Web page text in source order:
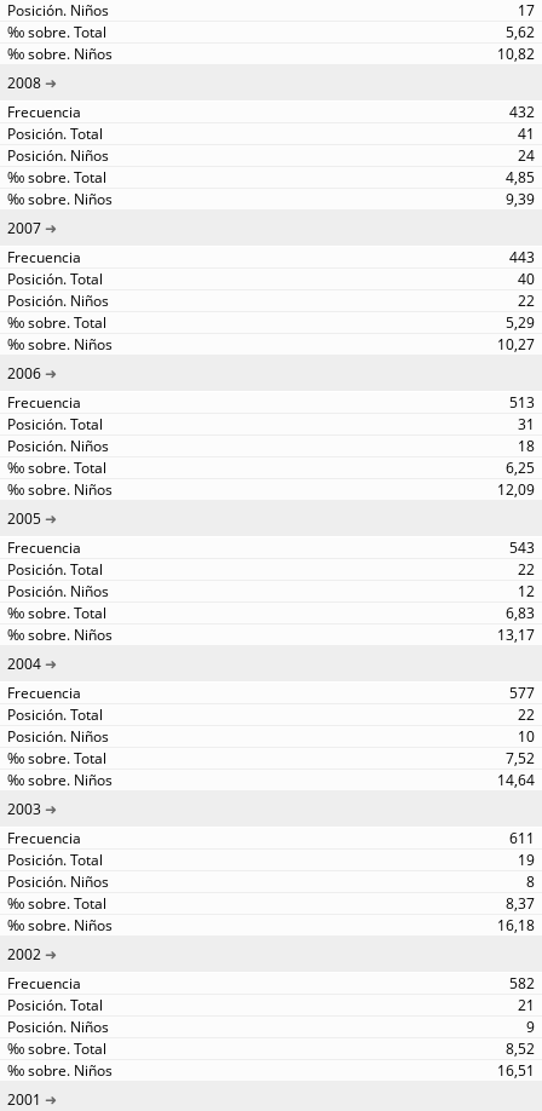
17
5,62
10,82
2008
432
41
24
4,85
9,39
2007
443
40
22
5,29
10,27
2006
513
31
18
6,25
12,09
2005
543
22
12
6,83
13,17
2004
577
22
10
7,52
14,64
2003
611
19
8
8,37
16,18
2002
582
21
9
8,52
16,51
2001